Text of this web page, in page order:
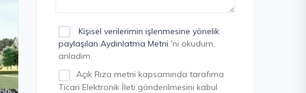
Kişisel verilerimin işlenmesine yönelik
paylaşılan Aydınlatma Metni 'ni okudum,
anladım.
Açık Rıza metni kapsamında tarafıma
Ticari Elektronik İleti gönderilmesini kabul